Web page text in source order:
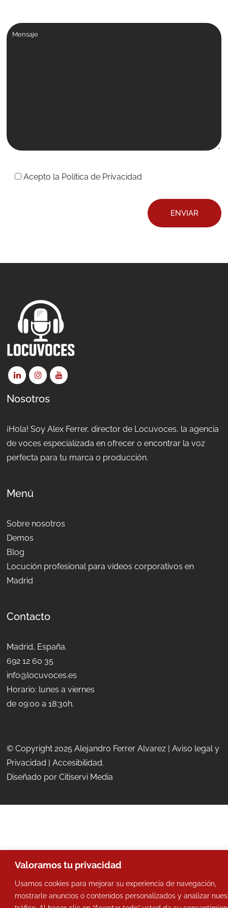
Valoramos tu privacidad
Usamos cookies para mejorar su experiencia de navegación,
mostrarle anuncios o contenidos personalizados y analizar
Acepto la Política de Privacidad
Nosotros
¡Hola! Soy Alex Ferrer, director de Locuvoces, la agencia
de voces especializada en ofrecer o encontrar la voz
perfecta para tu marca o producción.
Menú
Sobre nosotros
Demos
Blog
Locución profesional para vídeos corporativos en
Madrid
Contacto
Madrid, España.
692 12 60 35
info@locuvoces.es
Horario: lunes a viernes
de 09:00 a 18:30h.
© Copyright 2025 Alejandro Ferrer Alvarez |Aviso legal y
Privacidad |Accesibilidad.
Diseñado porCitiservi Media